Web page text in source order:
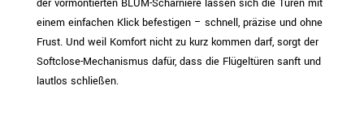
der vormontierten BLUM-Scharniere lassen sich die Türen mit
einem einfachen Klick befestigen – schnell, präzise und ohne
Frust. Und weil Komfort nicht zu kurz kommen darf, sorgt der
Softclose-Mechanismus dafür, dass die Flügeltüren sanft und
lautlos schließen.